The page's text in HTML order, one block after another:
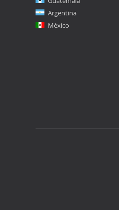
Argentina
México